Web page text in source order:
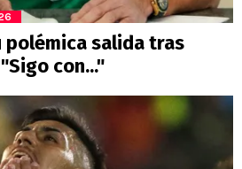
polémica salida tras
con..."